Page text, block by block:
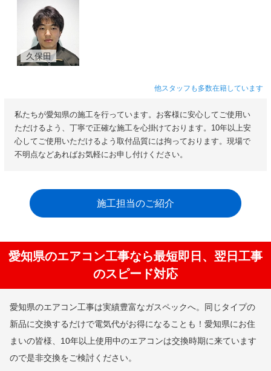
久保田
他スタッフも多数在籍しています
私たちが愛知県の施工を行っています。お客様に安心してご使用い
ただけるよう、丁寧で正確な施工を心掛けております。10年以上安
心してご使用いただけるよう取付品質には拘っております。現場で
不明点などあればお気軽にお申し付けください。
施工担当のご紹介
愛知県のエアコン工事なら最短即日、翌日工事
のスピード対応
愛知県のエアコン工事は実績豊富なガスペックへ。同じタイプの
新品に交換するだけで電気代がお得になることも！愛知県にお住
まいの皆様、10年以上使用中のエアコンは交換時期に来ています
ので是非交換をご検討ください。